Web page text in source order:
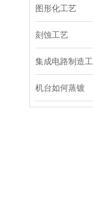
图形化工艺
刻蚀工艺
集成电路制造
机台如何蒸镀